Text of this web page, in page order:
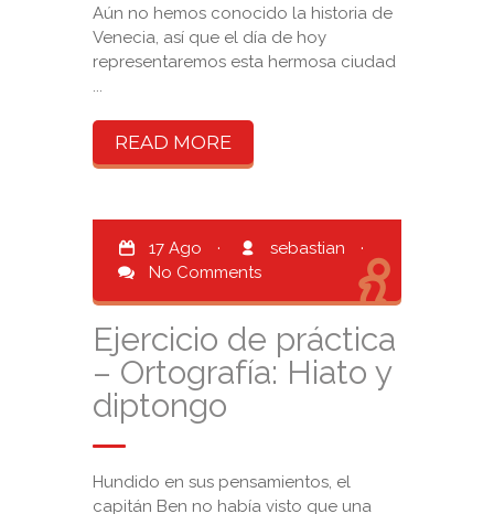
Aún no hemos conocido la historia de
Venecia, así que el día de hoy
representaremos esta hermosa ciudad
...
READ MORE
17 Ago · sebastian
·
No Comments
Ejercicio de práctica
– Ortografía: Hiato y
diptongo
Hundido en sus pensamientos, el
capitán Ben no había visto que una